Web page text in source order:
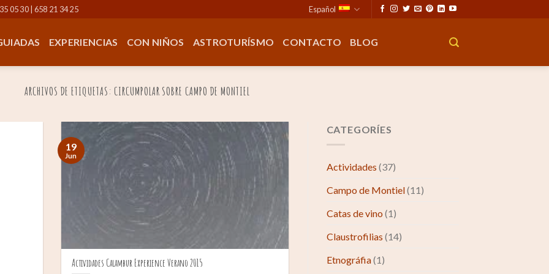
05 30 | 658 21 34 25 Español
EXPERIENCIAS CON NIÑOS ASTROTURÍSMO CONTACTO BLOG
ARCHIVOS DE ETIQUETAS: CIRCUMPOLAR SOBRE CAMPO DE MONTIEL
Actividades Calambur Experience Verano 2015
19
Jun
CATEGORÍES
Actividades (37)
Campo de Montiel(11)
Catas de vino (1)
Claustrofilias (14)
Etnográfia(1)